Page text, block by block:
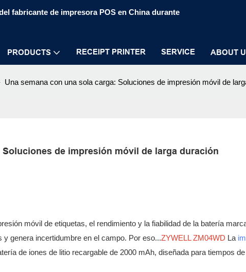
fabricante de impresora POS en China durante
PRODUCTS RECEIPT PRINTER SERVICE ABOUT
Una semana con una sola carga: Soluciones de impresión móvil de
de impresión móvil de larga duración
móvil de etiquetas, el rendimiento y la fiabilidad de la batería
genera incertidumbre en el campo. Por eso...ZYWELL ZM04WD La
de iones de litio recargable de 2000 mAh, diseñada para tiempos